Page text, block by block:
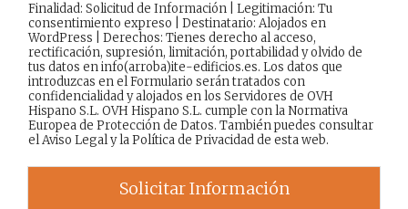
Finalidad: Solicitud de Información | Legitimación: Tu
consentimiento expreso | Destinatario: Alojados en
WordPress | Derechos: Tienes derecho al acceso,
rectificación, supresión, limitación, portabilidad y olvido de
tus datos en info(arroba)ite-edificios.es. Los datos que
introduzcas en el Formulario serán tratados con
confidencialidad y alojados en los Servidores de OVH
Hispano S.L. OVH Hispano S.L. cumple con la Normativa
Europea de Protección de Datos. También puedes consultar
elAviso Legaly laPolítica de Privacidadde esta web.
Solicitar Información